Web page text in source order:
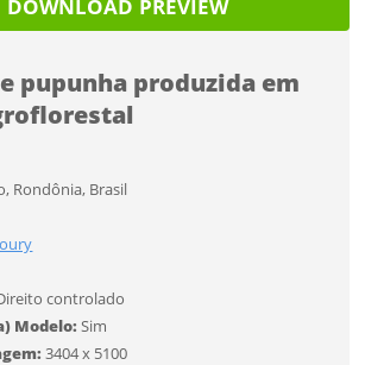
DOWNLOAD PREVIEW
pupunha produzida em
Rondônia, Brasil
controlado
Modelo:Sim
3404 x 5100
FINALIZAR
novidades sobre a Pulsar Imagens
os Termos de Uso do site
CADASTRAR